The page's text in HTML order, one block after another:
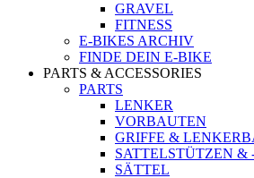
GRAVEL
FITNESS
E-BIKES ARCHIV
FINDE DEIN E-BIKE
PARTS & ACCESSORIES
PARTS
LENKER
VORBAUTEN
GRIFFE &
SATTELSTÜTZEN &
SÄTTEL